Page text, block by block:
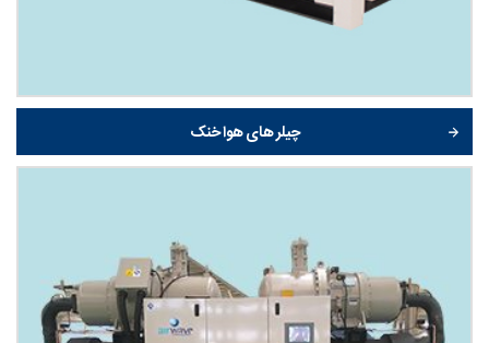
چیلر های هوا خنک